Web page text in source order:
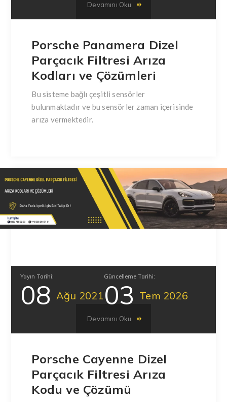
Devamını Oku
Porsche Panamera Dizel
Parçacık Filtresi Arıza
Kodları ve Çözümleri
Bu sisteme bağlı çeşitli sensörler
bulunmaktadır ve bu sensörler zaman içerisinde
arıza vermektedir.
Yayın Tarihi:
08 Ağu 2021
Güncelleme Tarihi:
03 Tem 2026
Devamını Oku
Porsche Cayenne Dizel
Parçacık Filtresi Arıza
Kodu ve Çözümü